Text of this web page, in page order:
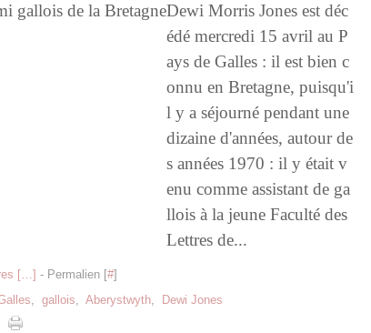
Dewi Morris Jones est déc
édé mercredi 15 avril au P
ays de Galles : il est bien c
onnu en Bretagne, puisqu'i
l y a séjourné pendant une
dizaine d'années, autour de
s années 1970 : il y était v
enu comme assistant de ga
llois à la jeune Faculté des
Lettres de...
[…] - Permalien [#]
, gallois, Aberystwyth, Dewi Jones